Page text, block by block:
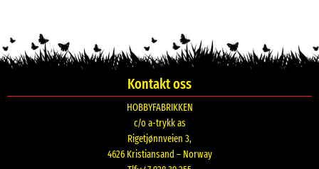
Kontakt oss
HOBBYFABRIKKEN
c/o a-trykk as
Rigetjønnveien 3,
4626 Kristiansand – Norway